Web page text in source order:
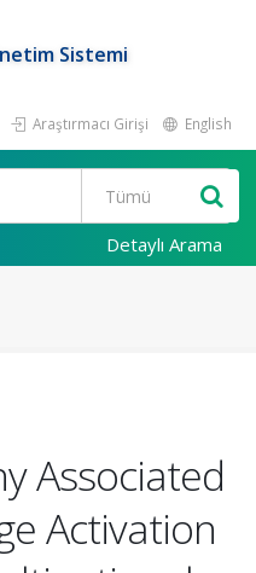
Sistemi
Araştırmacı Girişi English
Detaylı Arama
Associated
Activation